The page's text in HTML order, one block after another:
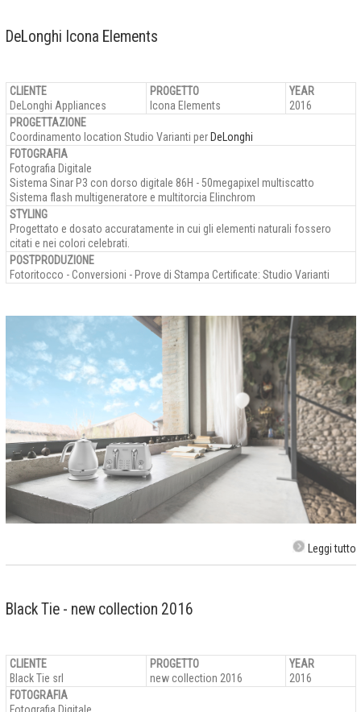
DeLonghi Icona Elements
CLIENTE
DeLonghi Appliances
PROGETTO
Icona Elements
YEAR
2016
PROGETTAZIONE
Coordinamento location Studio Varianti per DeLonghi
FOTOGRAFIA
Fotografia Digitale
Sistema Sinar P3 con dorso digitale 86H - 50megapixel multiscatto
Sistema flash multigeneratore e multitorcia Elinchrom
STYLING
Progettato e dosato accuratamente in cui gli elementi naturali fossero
citati e nei colori celebrati.
POSTPRODUZIONE
Fotoritocco - Conversioni - Prove di Stampa Certificate: Studio Varianti
Leggi tutto
Black Tie - new collection 2016
CLIENTE
Black Tie srl
PROGETTO
new collection 2016
YEAR
2016
FOTOGRAFIA